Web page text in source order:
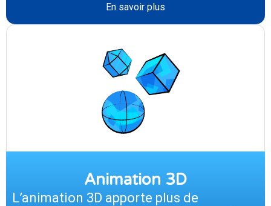
En savoir plus
Animation 3D
L’animation 3D apporte plus de